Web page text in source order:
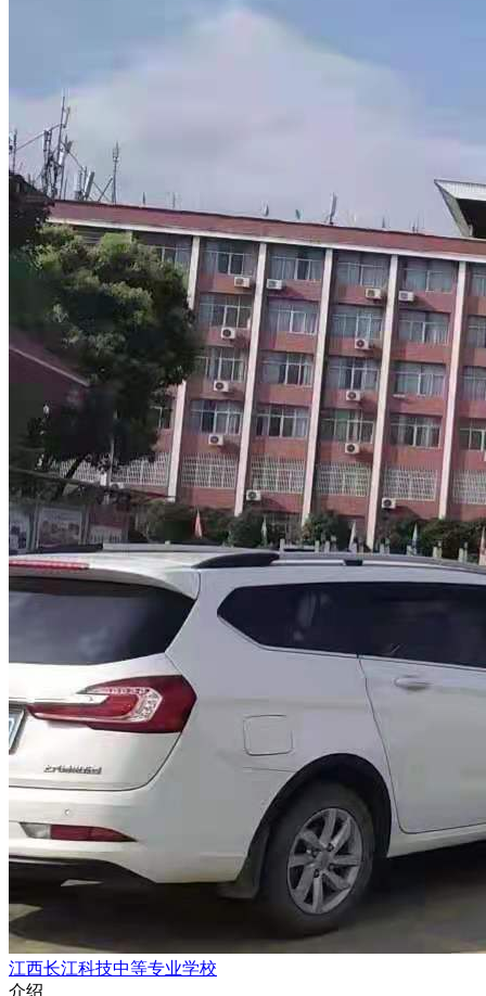
江西长江科技中等专业学校
介绍